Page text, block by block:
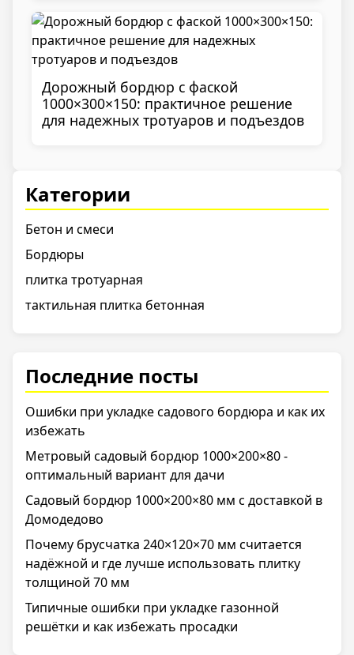
Дорожный бордюр с фаской
1000×300×150: практичное решение
для надежных тротуаров и подъездов
Категории
Бетон и смеси
Бордюры
плитка тротуарная
тактильная плитка бетонная
Последние посты
Ошибки при укладке садового бордюра и как их
избежать
Метровый садовый бордюр 1000×200×80 -
оптимальный вариант для дачи
Садовый бордюр 1000×200×80 мм с доставкой в
Домодедово
Почему брусчатка 240×120×70 мм считается
надёжной и где лучше использовать плитку
толщиной 70 мм
Типичные ошибки при укладке газонной
решётки и как избежать просадки